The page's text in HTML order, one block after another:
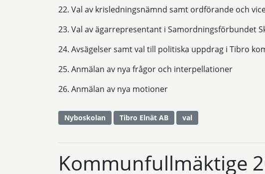
22. Val av krisledningsnämnd samt ordförande och
23. Val av ägarrepresentant i Samordningsförbundet
24. Avsägelser samt val till politiska uppdrag i Tibro
25. Anmälan av nya frågor och interpellationer
26. Anmälan av nya motioner
Nyboskolan Tibro Elnät AB val
Kommunfullmäktige